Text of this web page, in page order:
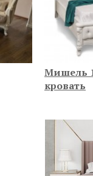
Мишель
кровать